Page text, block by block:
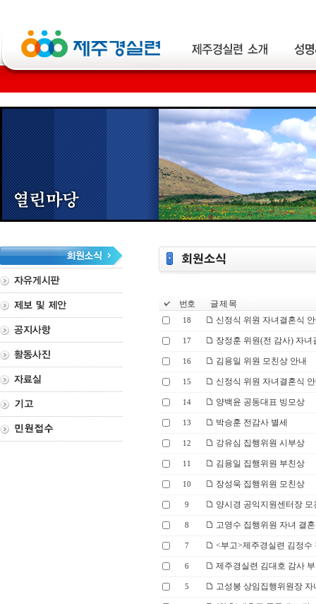
번호 글 제 목
18 신정식 위원 자녀결혼식
17 장정훈 위원(전 감사) 자녀
16 김용일 위원 모친상 안내
15 신정식 위원 자녀결혼식
14 양백윤 공동대표 빙모상
13 박승훈 전감사 별세
12 강유심 집행위원 시부상
11 김용일 집행위원 부친상
10 장성욱 집행위원 모친상
9 양시경 공익지원센터장 모
8 고영수 집행위원 자녀 결
7 <부고>제주경실련 김정수
6 제주경실련 김대호 감사
5 고성봉 상임집행위원장 자